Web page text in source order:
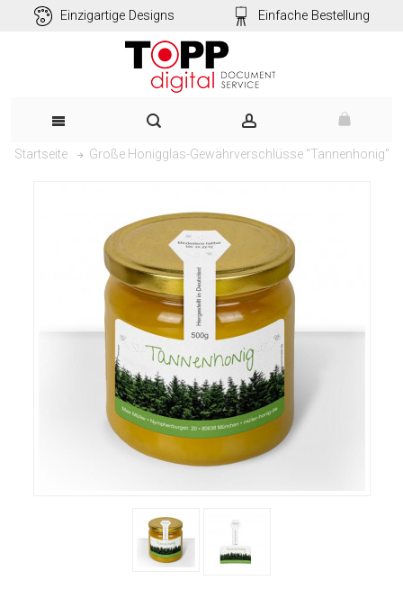
Einzigartige Designs Einfache Bestellung
Startseite Große Honigglas-Gewährverschlüsse "Tannenhonig"